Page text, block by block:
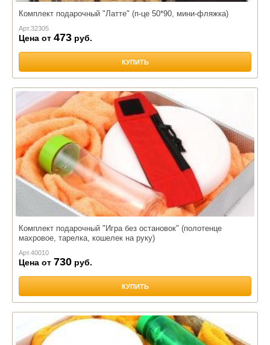
Комплект подарочный "Латте" (п-це 50*90, мини-фляжка)
Арт.32305
Цена от 473 руб.
КУПИТЬ
Комплект подарочный "Игра без остановок" (полотенце
махровое, тарелка, кошелек на руку)
Арт.40010
Цена от 730 руб.
КУПИТЬ